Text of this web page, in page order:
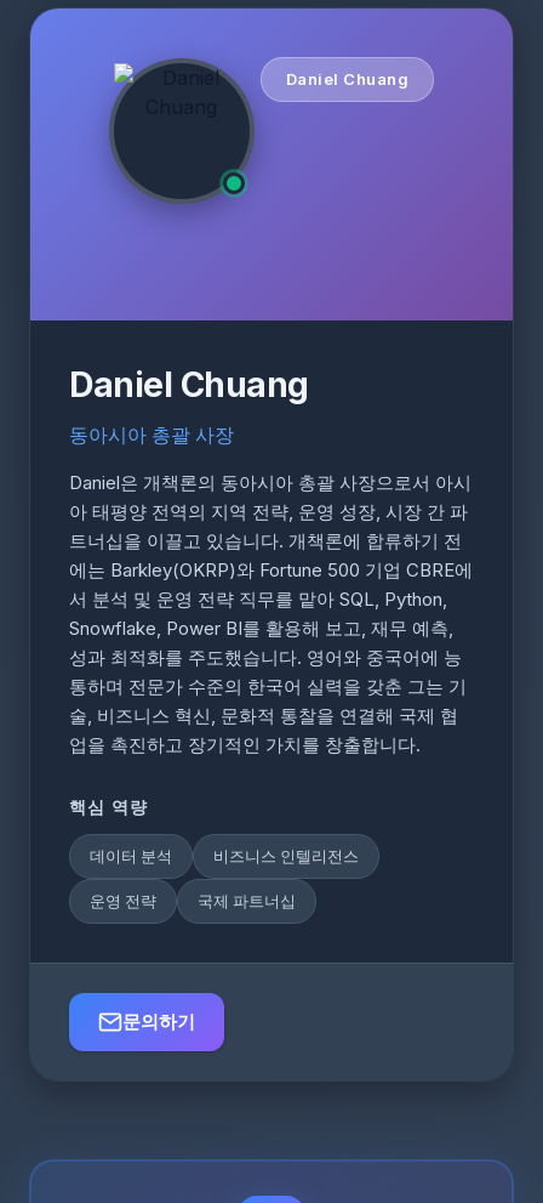
Daniel Chuang
Daniel Chuang
동아시아 총괄 사장
Daniel은 개책론의 동아시아 총괄 사장으로서 아시
아 태평양 전역의 지역 전략, 운영 성장, 시장 간 파
트너십을 이끌고 있습니다. 개책론에 합류하기 전
에는 Barkley(OKRP)와 Fortune 500 기업 CBRE에
서 분석 및 운영 전략 직무를 맡아 SQL, Python,
Snowflake, Power BI를 활용해 보고, 재무 예측,
성과 최적화를 주도했습니다. 영어와 중국어에 능
통하며 전문가 수준의 한국어 실력을 갖춘 그는 기
술, 비즈니스 혁신, 문화적 통찰을 연결해 국제 협
업을 촉진하고 장기적인 가치를 창출합니다.
핵심 역량
데이터 분석 비즈니스 인텔리전스
운영 전략 국제 파트너십
문의하기